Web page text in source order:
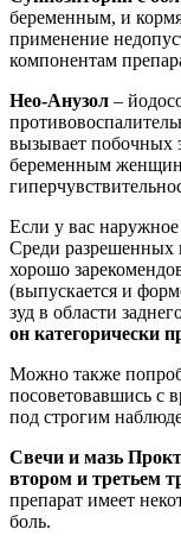
беременным, и
применение
компонентам
Нео-Анузол –
вызывает побочных
беременным
Если у вас
Среди разрешенных
хорошо
(выпускается и
зуд в области
он категорически
Можно также
посоветовавшись с
под строгим
Свечи и мазь
втором и третьем
препарат имеет
боль.